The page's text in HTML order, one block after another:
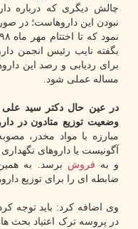
چالش دیگری که درباره
نبودن این داروهاست؛ در
بگفته نایب رئیس انجمن
برای ردیابی و رصد این
مساله عملی شود.
در عین حال دکتر سید علی
وضعیت توزیع متادون در
مبارزه با مواد مخدر،
آگونیست یا داروهای
و به فروش برسد. به
ضابطه ای را برای توزیع
وی اضافه کرد: باید توجه
در پروسه ترک اعتیاد بحث